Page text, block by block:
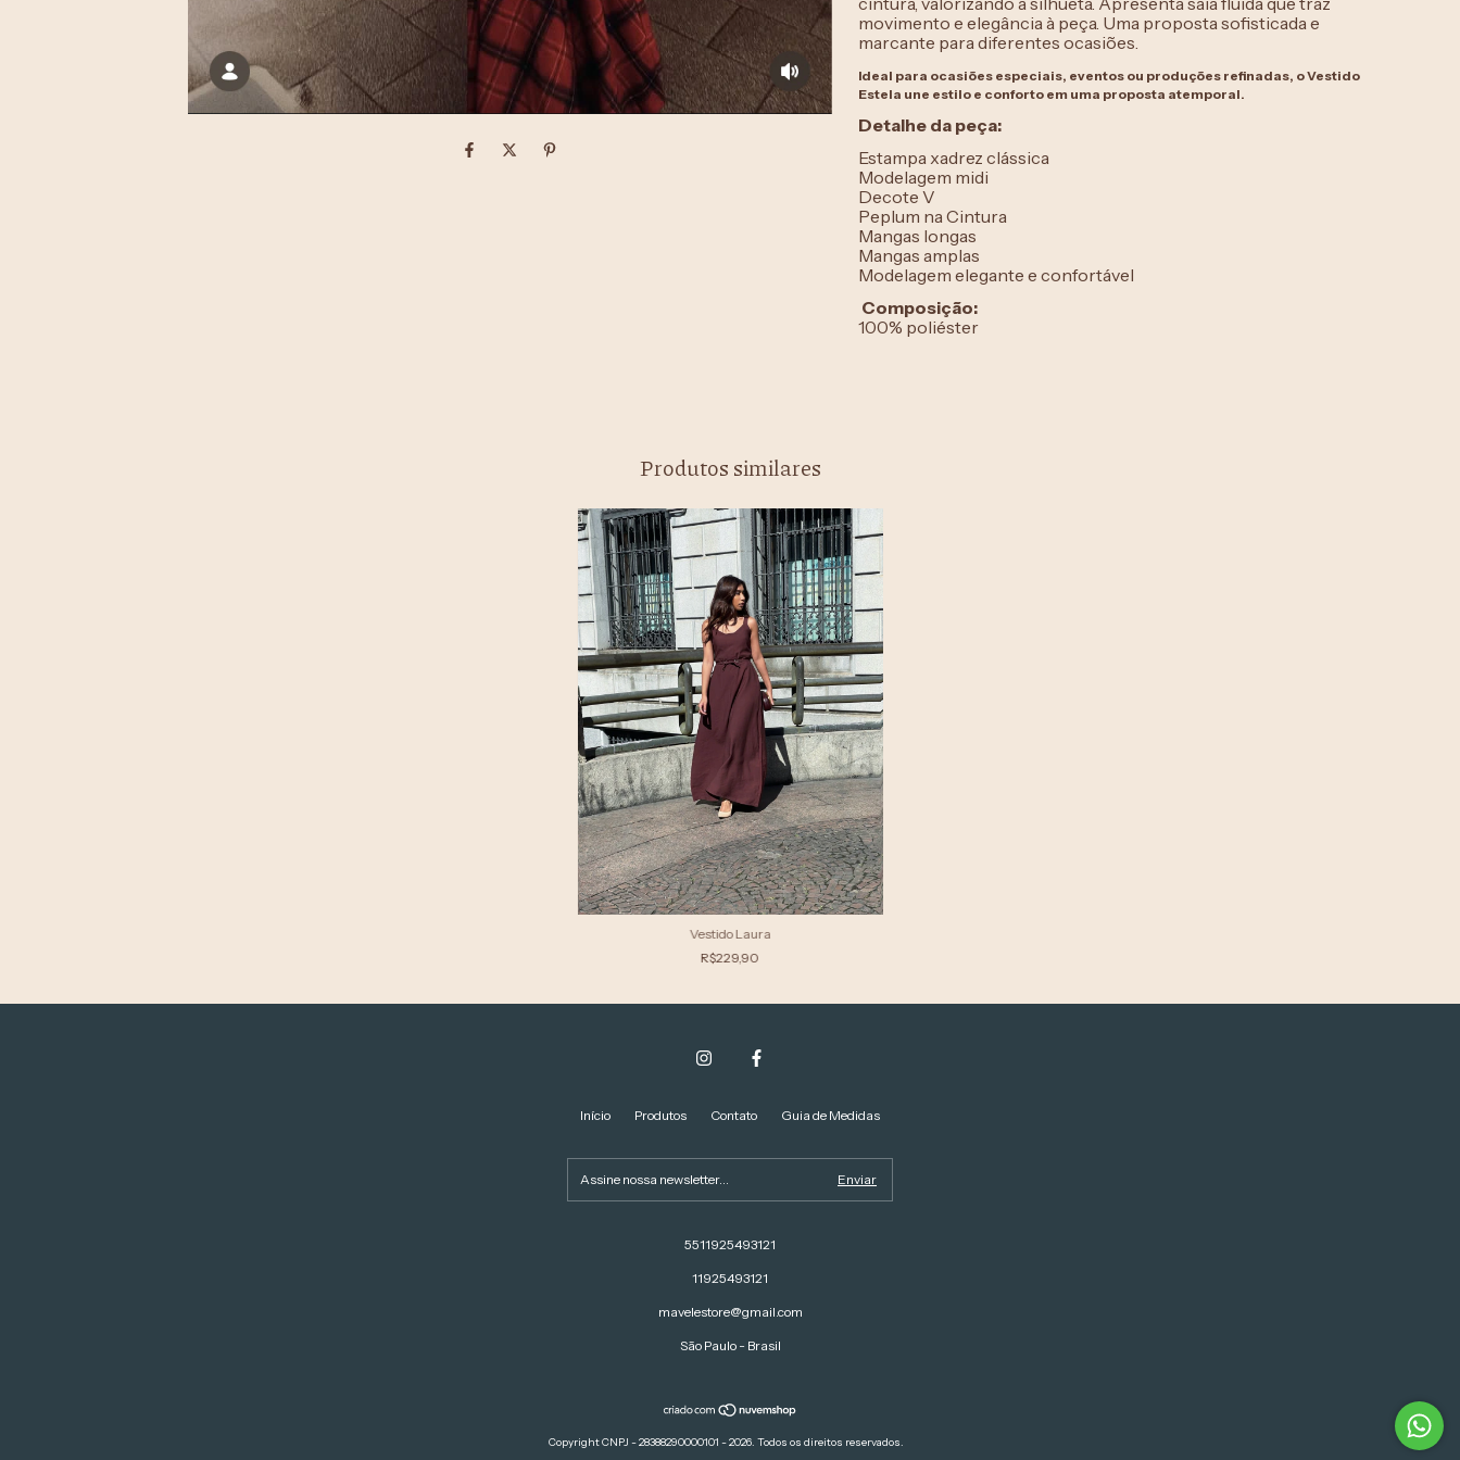
movimento e elegância à peça. Uma proposta sofisticada e
marcante para diferentes ocasiões.
Ideal para ocasiões especiais, eventos ou produções refinadas, o Vestido
Estela une estilo e conforto em uma proposta atemporal.
Detalhe da peça:
Estampa xadrez clássica
Modelagem midi
Decote V
Peplum na Cintura
Mangas longas
Mangas amplas
Modelagem elegante e confortável
Composição:
100% poliéster
Produtos similares
Vestido Laura
R$229,90
Início Produtos Contato Guia de Medidas
5511925493121
11925493121
mavelestore@gmail.com
São Paulo - Brasil
Copyright CNPJ - 28388290000101 - 2026. Todos os direitos reservados.